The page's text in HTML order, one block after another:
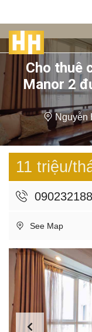
Cho thuê
Manor 2
Nguyễn
11 triệu/
See Map